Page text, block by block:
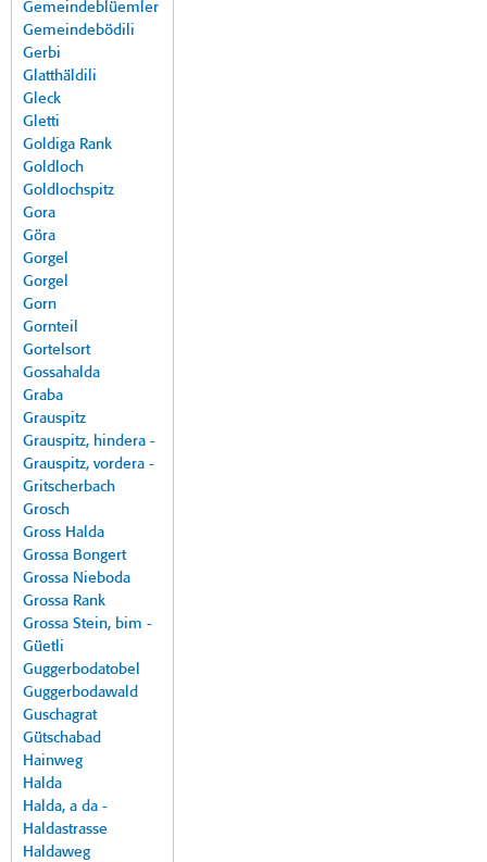
Gemeindeblüemler
Gemeindebödili
Gerbi
Glatthäldili
Gleck
Gletti
Goldiga Rank
Goldloch
Goldlochspitz
Gora
Göra
Gorgel
Gorgel
Gorn
Gornteil
Gortelsort
Gossahalda
Graba
Grauspitz
Grauspitz, hindera -
Grauspitz, vordera -
Gritscherbach
Grosch
Gross Halda
Grossa Bongert
Grossa Nieboda
Grossa Rank
Grossa Stein, bim -
Güetli
Guggerbodatobel
Guggerbodawald
Guschagrat
Gütschabad
Hainweg
Halda
Halda, a da -
Haldastrasse
Haldaweg